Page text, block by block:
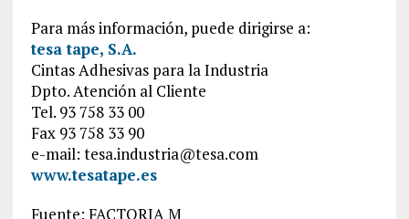
Para más información, puede dirigirse a:
tesa tape, S.A.
Cintas Adhesivas para la Industria
Dpto. Atención al Cliente
Tel. 93 758 33 00
Fax 93 758 33 90
e-mail: tesa.industria@tesa.com
www.tesatape.es
Fuente: FACTORIA M